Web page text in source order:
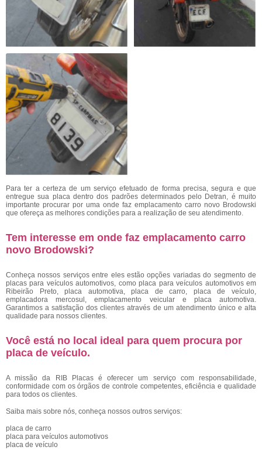
Para ter a certeza de um serviço efetuado de forma precisa, segura e que
entregue sua placa dentro dos padrões determinados pelo Detran, é muito
importante procurar por uma onde faz emplacamento carro novo Brodowski
que ofereça as melhores condições para a realização de seu atendimento.
Tem interesse em onde faz emplacamento carro
novo Brodowski?
Conheça nossos serviços entre eles estão opções variadas do segmento de
placas para veículos automotivos, como placa para veículos automotivos em
Ribeirão Preto, placa automotiva, placa de carro, placa de veículo,
emplacadora mercosul, emplacamento veicular e placa automotiva.
Garantimos a satisfação dos clientes através de um atendimento único e alta
qualidade para nossos clientes.
Você está no local ideal para quem procura por
placa de veículo.
A missão da RIB Placas é oferecer um serviço com responsabilidade,
conformidade com os órgãos de controle competentes, eficiência e qualidade
para todos os clientes.
Saiba mais sobre nós, conheça nossos outros serviços:
placa de carro
placa para veículos automotivos
placa de veículo